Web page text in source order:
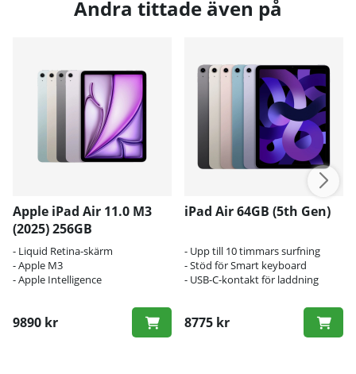
Andra tittade även på
Apple iPad Air 11.0 M3
(2025) 256GB
- Liquid Retina-skärm
- Apple M3
- Apple Intelligence
9890 kr
iPad Air 64GB (5th Gen)
- Upp till 10 timmars surfning
- Stöd för Smart keyboard
- USB-C-kontakt för laddning
8775 kr